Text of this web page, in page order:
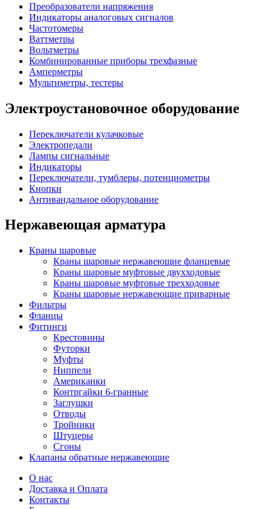
Преобразователи напряжения
Индикаторы аналоговых сигналов
Частотомеры
Ваттметры
Вольтметры
Комбинированные приборы трехфазные
Амперметры
Мультиметры, тестеры
Электроустановочное оборудование
Переключатели кулачковые
Электропедали
Лампы сигнальные
Индикаторы
Переключатели, тумблеры, потенциометры
Кнопки
Антивандальное оборудование
Нержавеющая арматура
Краны шаровые
Краны шаровые нержавеющие фланцевые
Краны шаровые муфтовые двухходовые
Краны шаровые муфтовые трехходовые
Краны шаровые нержавеющие приварные
Фильтры
Фланцы
Фитинги
Крестовины
Футорки
Муфты
Ниппели
Американки
Контргайки 6-гранные
Заглушки
Отводы
Тройники
Штуцеры
Сгоны
Клапаны обратные нержавеющие
О нас
Доставка и Оплата
Контакты